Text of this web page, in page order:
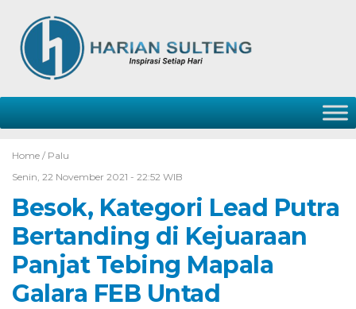
Home / Palu
Senin, 22 November 2021 - 22:52 WIB
Besok, Kategori Lead Putra
Bertanding di Kejuaraan
Panjat Tebing Mapala
Galara FEB Untad